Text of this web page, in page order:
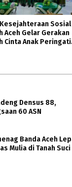
Sosial
Aceh Gelar Gerakan
Cinta Anak Peringati
Densus 88,
60 ASN
Banda Aceh
Mulia di Tanah Suci